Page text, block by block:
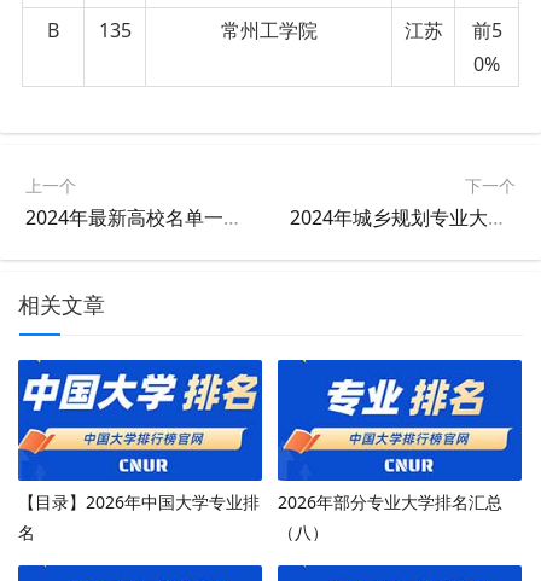
B
135 常州工学院 江苏
前5
0%
上一个
2024年最新高校名单一览表
下一个
2024年城乡规划专业大学排名及评级结果
相关文章
【目录】2026年中国大学专业排
名
2026年部分专业大学排名汇总
（八）